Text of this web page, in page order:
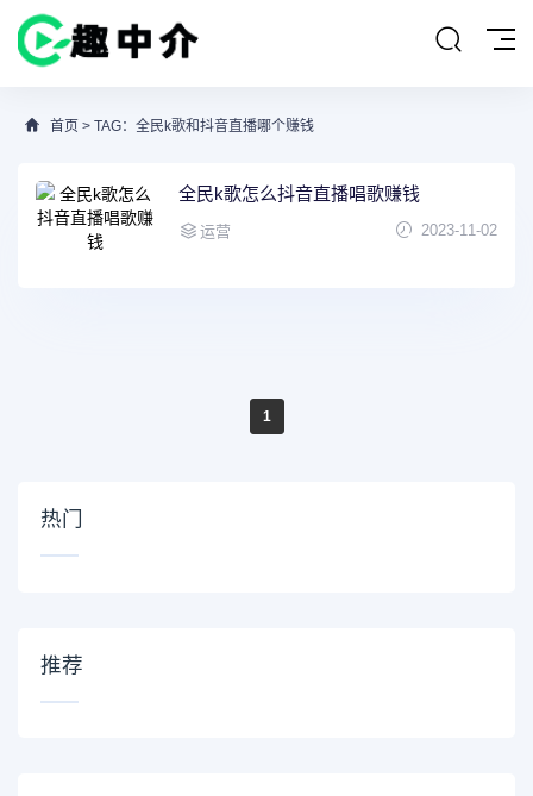
首页 > TAG：全民k歌和抖音直播哪个赚钱
全民k歌怎么抖音直播唱歌赚钱
运营 2023-11-02
1
热门
推荐